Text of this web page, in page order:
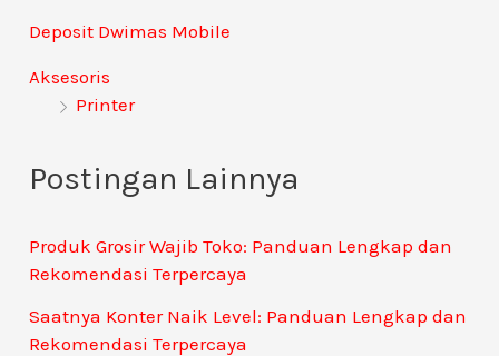
Deposit Dwimas Mobile
Aksesoris
Printer
Postingan Lainnya
Produk Grosir Wajib Toko: Panduan Lengkap dan
Rekomendasi Terpercaya
Saatnya Konter Naik Level: Panduan Lengkap dan
Rekomendasi Terpercaya